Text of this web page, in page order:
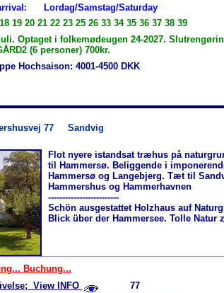
arrival: Lordag/Samstag/Saturday
20 21 22 23 25 26 33 34 35 36 37 38 39
Optaget i folkemødeugen 24-2027.
(6 personer) 700kr.
Hochsaison: 4001-4500 DKK
77 Sandvig
Flot nyere istandsat træhus på
til Hammersø. Beliggende i
Hammersø og Langebjerg. Tæt til
Hammershus og Hammerhavnen
-------------------------
Schön ausgestattet Holzhaus auf
Blick über der Hammersee. Tolle Natur
Buchung...
View INFO
77